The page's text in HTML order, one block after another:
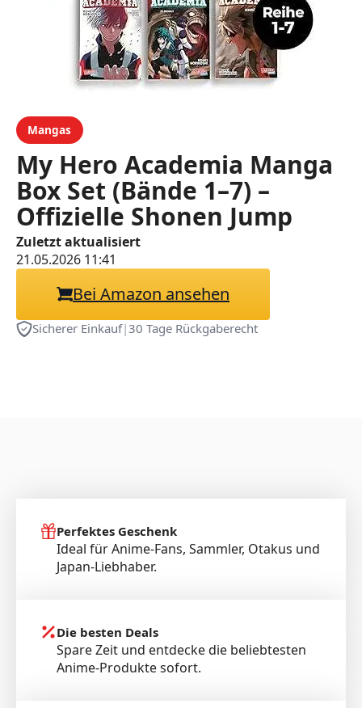
Mangas
My Hero Academia Manga
Box Set (Bände 1–7) –
Offizielle Shonen Jump
Edition auf Deutsch – MHA
Komplettsammlung Teil 1 –
Inkl. exklusivem Comic-
Lesezeichen-| Anime &
Manga für Sammler & Fans
Zuletzt aktualisiert
21.05.2026 11:41
Bei Amazon ansehen
Sicherer Einkauf|30 Tage Rückgaberecht
Perfektes Geschenk
Ideal für Anime-Fans, Sammler, Otakus und
Japan-Liebhaber.
Die besten Deals
Spare Zeit und entdecke die beliebtesten
Anime-Produkte sofort.